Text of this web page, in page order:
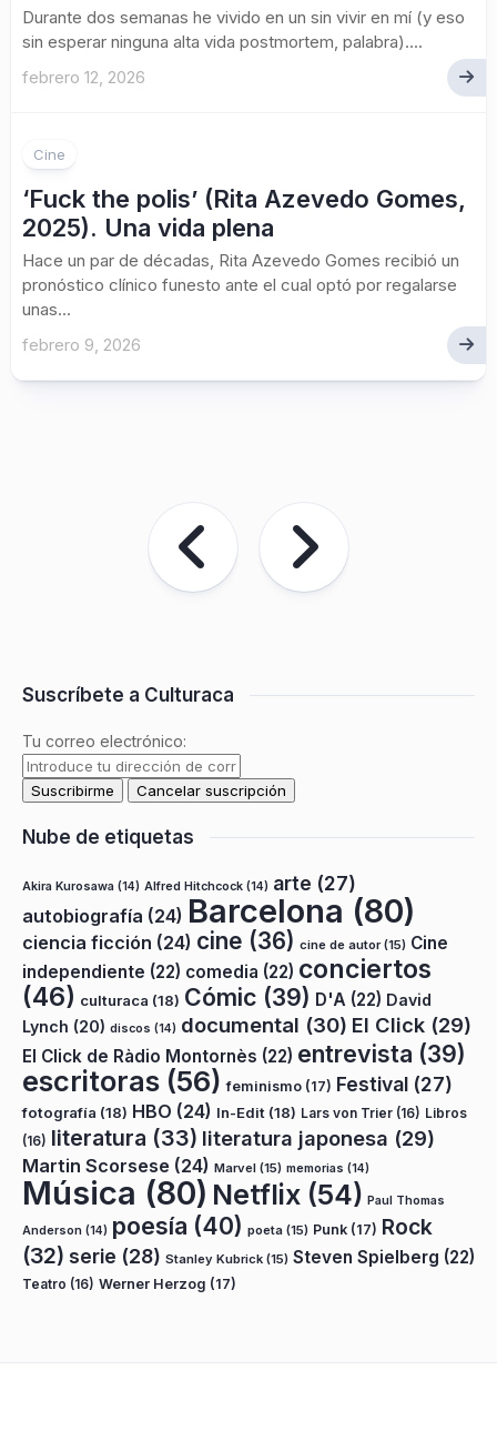
Durante dos semanas he vivido en un sin vivir en mí (y eso
sin esperar ninguna alta vida postmortem, palabra)....
febrero 12, 2026
Cine
‘Fuck the polis’ (Rita Azevedo Gomes,
2025). Una vida plena
Hace un par de décadas, Rita Azevedo Gomes recibió un
pronóstico clínico funesto ante el cual optó por regalarse
unas...
febrero 9, 2026
Suscríbete a Culturaca
Tu correo electrónico:
Nube de etiquetas
Akira Kurosawa (14) Alfred Hitchcock (14) arte (27)
autobiografía (24) Barcelona (80)
ciencia ficción (24) cine (36) cine de autor(15) Cine
independiente (22) comedia (22) conciertos
(46) culturaca (18) Cómic (39) D'A (22) David
Lynch (20) discos (14) documental (30) El Click (29)
El Click de Ràdio Montornès (22) entrevista (39)
escritoras (56) feminismo (17) Festival (27)
fotografía (18) HBO (24) In-Edit (18) Lars von Trier (16) Libros
(16) literatura (33) literatura japonesa (29)
Martin Scorsese (24) Marvel (15) memorias (14)
Música (80) Netflix (54) Paul Thomas
Anderson (14) poesía (40) poeta (15) Punk (17) Rock
(32) serie (28) Stanley Kubrick (15) Steven Spielberg (22)
Teatro (16) Werner Herzog (17)